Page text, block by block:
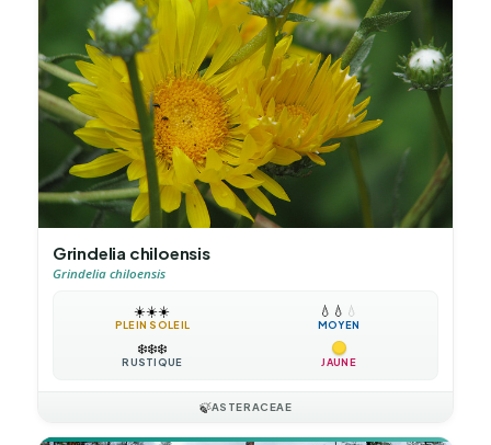
Grindelia chiloensis
Grindelia chiloensis
☀️☀️☀️
PLEIN SOLEIL
💧 💧 💧
MOYEN
❄️❄️❄️
RUSTIQUE JAUNE
🍃ASTERACEAE